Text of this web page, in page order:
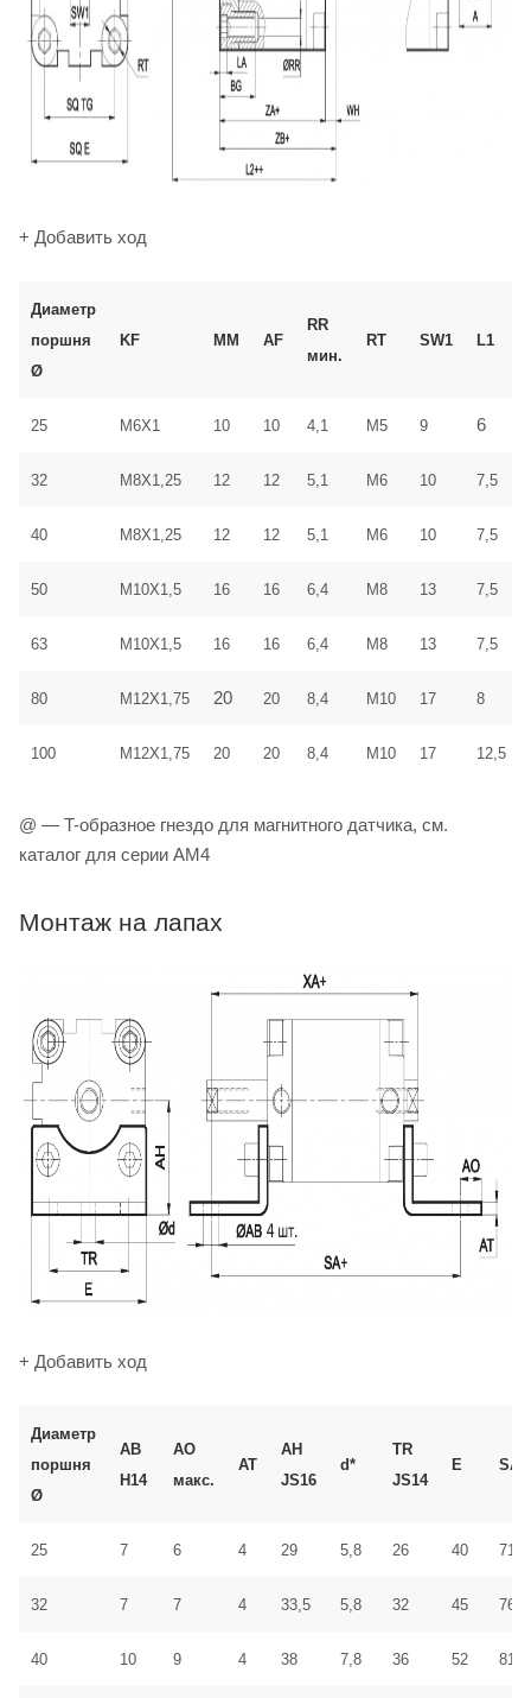
+ Добавить ход
Диаметр
поршня
Ø
KF MM AF
RR
мин.
RT SW1 L1
25 M6X1 10 10 4,1 M5 9 6
32 M8X1,25 12 12 5,1 M6 10 7,5
40 M8X1,25 12 12 5,1 M6 10 7,5
50 M10X1,5 16 16 6,4 M8 13 7,5
63 M10X1,5 16 16 6,4 M8 13 7,5
80 M12X1,75 20 20 8,4 M10 17 8
100 M12X1,75 20 20 8,4 M10 17 12,5
@ — T-образное гнездо для магнитного датчика, см.
каталог для серии AM4
Монтаж на лапах
+ Добавить ход
Диаметр
поршня
Ø
AB
H14
AO
макс.
AT
AH
JS16
d*
TR
JS14
E SA
25 7 6 4 29 5,8 26 40 71
32 7 7 4 33,5 5,8 32 45 76
40 10 9 4 38 7,8 36 52 81